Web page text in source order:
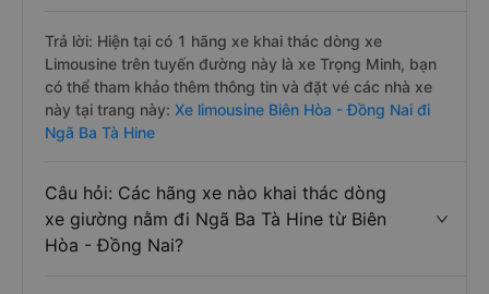
Trả lời: Hiện tại có 1 hãng xe khai thác dòng xe
Limousine trên tuyến đường này là xe Trọng Minh, bạn
có thể tham khảo thêm thông tin và đặt vé các nhà xe
này tại trang này: Xe limousine Biên Hòa - Đồng Nai đi
Ngã Ba Tà Hine
Câu hỏi: Các hãng xe nào khai thác dòng
xe giường nằm đi Ngã Ba Tà Hine từ Biên
Hòa - Đồng Nai?